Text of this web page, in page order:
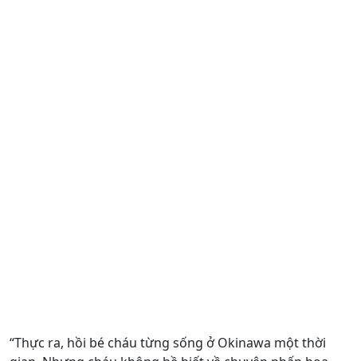
“Thực ra, hồi bé cháu từng sống ở Okinawa một thời